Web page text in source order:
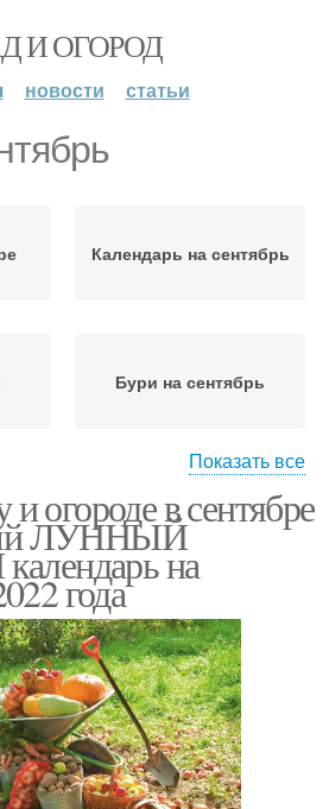
И ОГОРОД
новости статьи
Календарь на сентябрь
Бури на сентябрь
Луны на октябрь
Показать все
огороде в сентябре
ЛУННЫЙ
на
года